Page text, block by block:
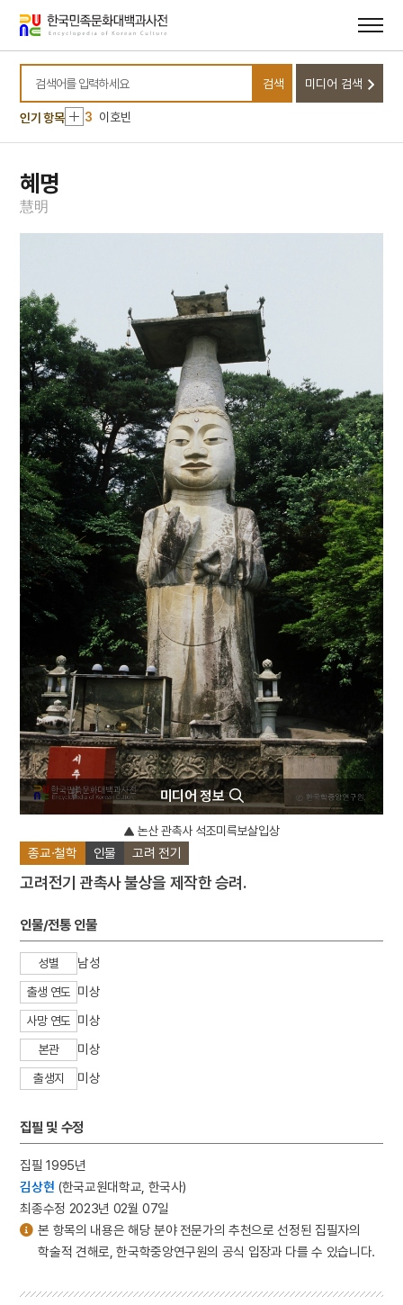
바로가기
바로가기
검색어를 입력하세요
검색 미디어 검색
인기 항목
10 삼백초
1 평정건
2 사단칠정
3 이호빈
4 처서
삼백초
평정건
2 사단칠정
3
이호빈
4 처서
5 대아찬
6 맨드라미
박창로
8 반송
9 비유왕
10
혜명
慧明
종교·철학 인물 고려 전기
고려전기 관촉사 불상을 제작한 승려.
인물/전통 인물
성별 남성
출생 연도 미상
사망 연도 미상
본관 미상
출생지 미상
집필 및 수정
집필 1995년
김상현 (한국교원대학교, 한국사)
최종수정 2023년 02월 07일
미디어 정보
논산 관촉사 석조미륵보살입상
본 항목의 내용은 해당 분야 전문가의 추천으로 선정된 집필자의
학술적 견해로, 한국학중앙연구원의 공식 입장과 다를 수 있습니다.